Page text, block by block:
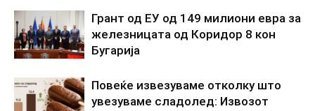
Грант од ЕУ од 149 милиони евра за
железницата од Коридор 8 кон
Бугарија
Повеќе извезуваме отколку што
увезуваме сладолед: Извозот